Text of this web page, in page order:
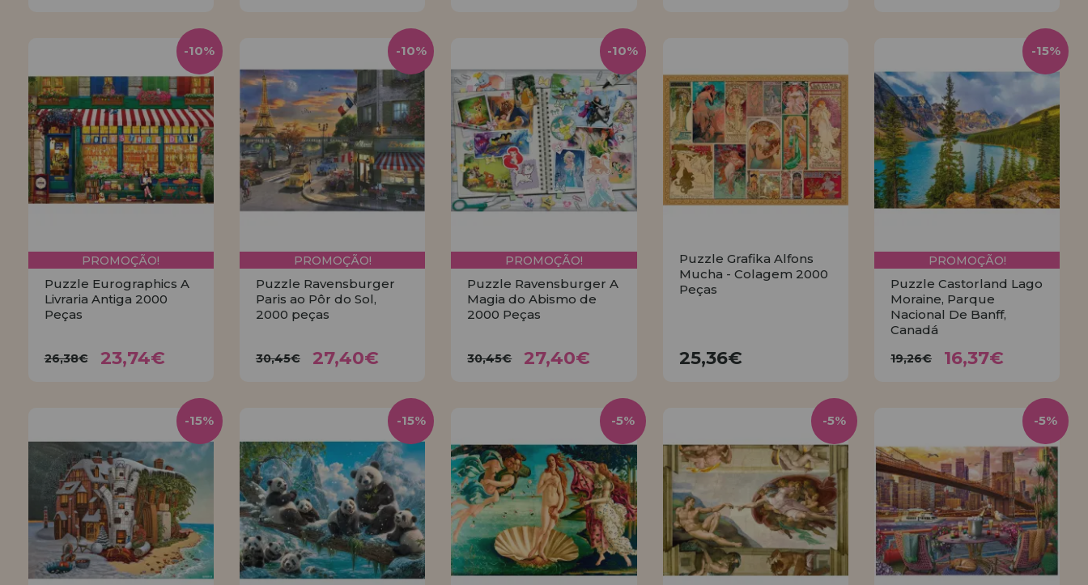
PROMOÇÃO!
Puzzle Eurographics A
Livraria Antiga 2000
Peças
26,38€ 23,74€
-10%
PROMOÇÃO!
Puzzle Ravensburger
Paris ao Pôr do Sol,
2000 peças
30,45€ 27,40€
-10%
PROMOÇÃO!
Puzzle Ravensburger A
Magia do Abismo de
2000 Peças
30,45€ 27,40€
-10%
Puzzle Grafika Alfons
Mucha - Colagem 2000
Peças
25,36€
PROMOÇÃO!
Puzzle Castorland Lago
Moraine, Parque
Nacional De Banff,
Canadá
19,26€ 16,37€
-15%
-15% -15% -5% -5% -5%